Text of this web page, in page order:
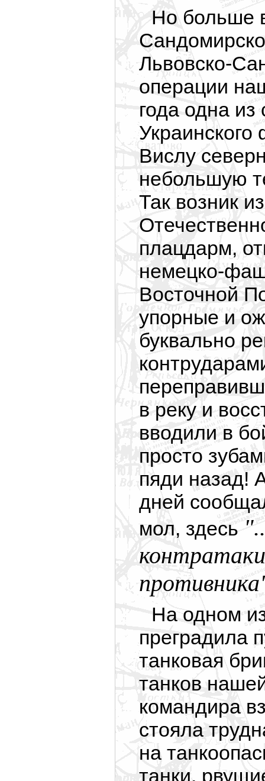
Но больше
Львовско-
операции
года одна из
Вислу
небольшую
Так возник
плацдарм,
немецко-
Восточной
упорные и
буквально
в реку и
вводили в
просто
пяди назад!
дней
мол, здесь
На одном
преградила
танковая
танков
командира
стояла
на
танки,